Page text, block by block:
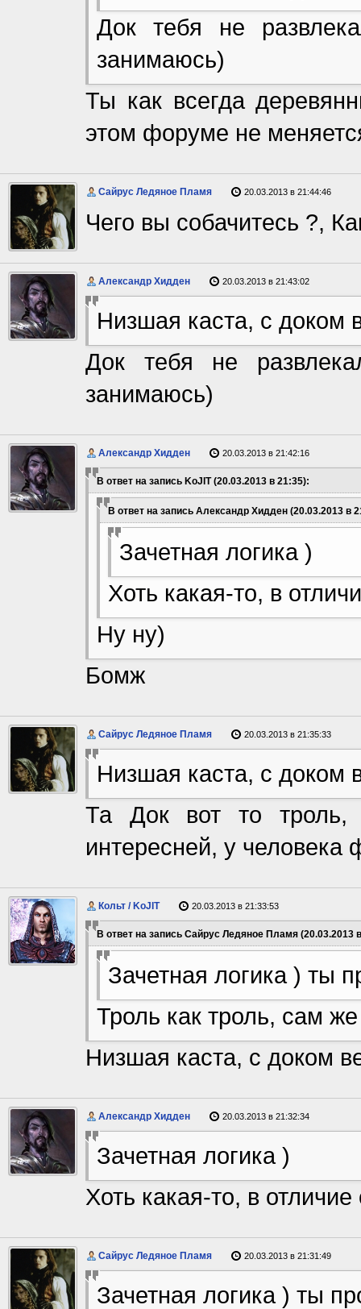
Док тебя не
занимаюсь)
Ты как всегда
этом форуме не
Сайрус Ледяное Пламя 20.03.2013 в 21:44:46
Чего вы собачитесь ?,
Александр Хидден 20.03.2013 в 21:43:02
Низшая каста, с доком
Док тебя не
занимаюсь)
Александр Хидден 20.03.2013 в 21:42:16
В ответ на запись KoJIT (20.03.2013 в 21:35):
В ответ на запись Александр Хидден (20.03.2013 в
Зачетная логика )
Хоть какая-то, в
Ну ну)
Бомж
Сайрус Ледяное Пламя 20.03.2013 в 21:35:33
Низшая каста, с доком
Та Док вот то троль,
интересней, у
Кольт / KoJIT 20.03.2013 в 21:33:53
В ответ на запись Сайрус Ледяное Пламя (20.03.2013
Зачетная логика ) ты
Троль как троль, сам
Низшая каста, с доком
Александр Хидден 20.03.2013 в 21:32:34
Зачетная логика )
Хоть какая-то, в
Сайрус Ледяное Пламя 20.03.2013 в 21:31:49
Зачетная логика ) ты